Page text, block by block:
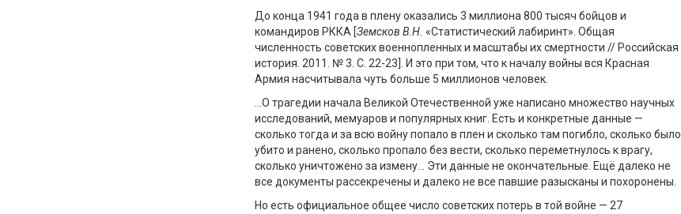
До конца 1941 года в плену оказались 3 миллиона 800 тысяч бойцов и
командиров РККА [Земсков В.Н. «Статистический лабиринт». Общая
численность советских военнопленных и масштабы их смертности // Российская
история. 2011. № 3. С. 22-23]. И это при том, что к началу войны вся Красная
Армия насчитывала чуть больше 5 миллионов человек.
…О трагедии начала Великой Отечественной уже написано множество научных
исследований, мемуаров и популярных книг. Есть и конкретные данные —
сколько тогда и за всю войну попало в плен и сколько там погибло, сколько было
убито и ранено, сколько пропало без вести, сколько переметнулось к врагу,
сколько уничтожено за измену… Эти данные не окончательные. Ещё далеко не
все документы рассекречены и далеко не все павшие разысканы и похоронены.
Но есть официальное общее число советских потерь в той войне — 27